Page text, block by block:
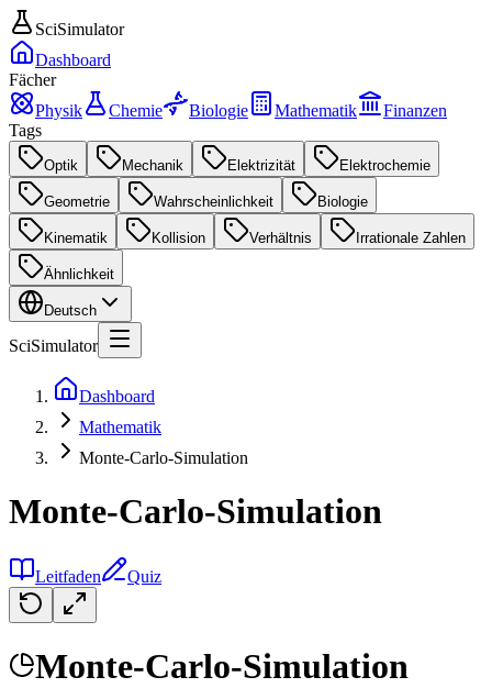
SciSimulator
Dashboard
Fächer
Physik
Chemie Biologie Mathematik
Finanzen
Tags
Optik Mechanik Elektrizität Elektrochemie
Geometrie Wahrscheinlichkeit Biologie
Kinematik Kollision Verhältnis Irrationale Zahlen
Ähnlichkeit
Deutsch
SciSimulator
Dashboard
Mathematik
Monte-Carlo-Simulation
Monte-Carlo-Simulation
Leitfaden Quiz
Monte-Carlo-Simulation